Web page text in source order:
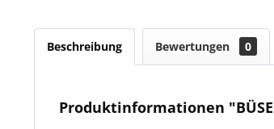
Beschreibung Bewertungen 0
Produktinformationen